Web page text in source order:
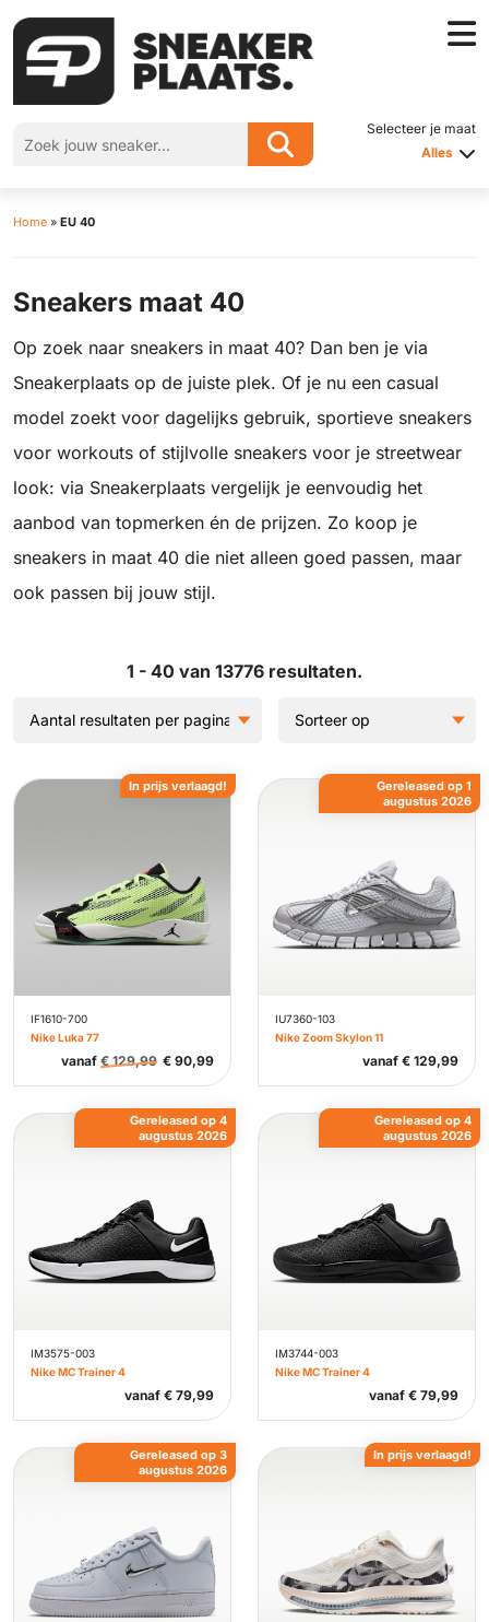
Selecteer je maat
Alles
Home » EU 40
Sneakers maat 40
Op zoek naar sneakers in maat 40? Dan ben je via
Sneakerplaats op de juiste plek. Of je nu een casual
model zoekt voor dagelijks gebruik, sportieve sneakers
voor workouts of stijlvolle sneakers voor je streetwear
look: via Sneakerplaats vergelijk je eenvoudig het
aanbod van topmerken én de prijzen. Zo koop je
sneakers in maat 40 die niet alleen goed passen, maar
ook passen bij jouw stijl.
1 - 40 van 13776 resultaten.
IF1610-700
Nike Luka 77
vanaf €129,99 € 90,99
In prijs verlaagd!
IU7360-103
Nike Zoom Skylon 11
vanaf € 129,99
Gereleased op 1
augustus 2026
IM3575-003
Nike MC Trainer 4
vanaf € 79,99
Gereleased op 4
augustus 2026
IM3744-003
Nike MC Trainer 4
vanaf € 79,99
Gereleased op 4
augustus 2026
Gereleased op 3
augustus 2026
In prijs verlaagd!